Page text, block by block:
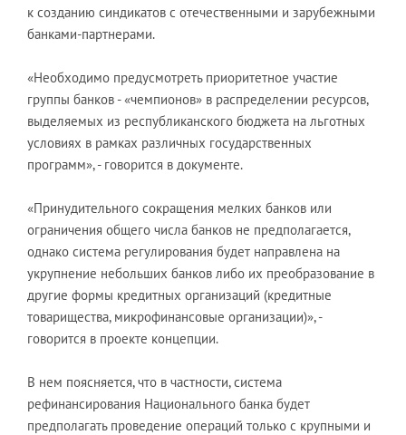
к созданию синдикатов с отечественными и зарубежными
банками-партнерами.
«Необходимо предусмотреть приоритетное участие
группы банков - «чемпионов» в распределении ресурсов,
выделяемых из республиканского бюджета на льготных
условиях в рамках различных государственных
программ», - говорится в документе.
«Принудительного сокращения мелких банков или
ограничения общего числа банков не предполагается,
однако система регулирования будет направлена на
укрупнение небольших банков либо их преобразование в
другие формы кредитных организаций (кредитные
товарищества, микрофинансовые организации)», -
говорится в проекте концепции.
В нем поясняется, что в частности, система
рефинансирования Национального банка будет
предполагать проведение операций только с крупными и